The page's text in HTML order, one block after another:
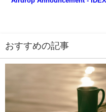
おすすめの記事